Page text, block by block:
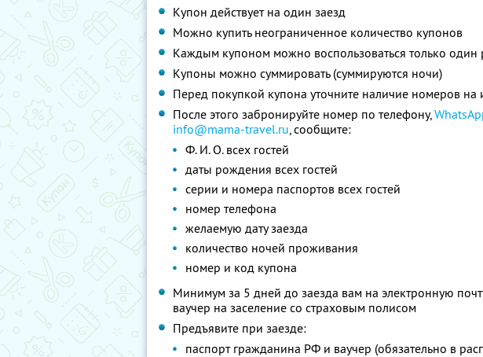
Купон действует на один заезд
Можно купить неограниченное количество купонов
Каждым купоном можно воспользоваться только один
Купоны можно суммировать (суммируются ночи)
Перед покупкой купона уточните наличие номеров на
После этого забронируйте номер по телефону,
info@mama-travel.ru, сообщите:
Ф. И. О. всех гостей
даты рождения всех гостей
серии и номера паспортов всех гостей
номер телефона
желаемую дату заезда
количество ночей проживания
номер и код купона
Минимум за 5 дней до заезда вам на электронную
ваучер на заселение со страховым полисом
Предъявите при заезде:
паспорт гражданина РФ и ваучер (обязательно в